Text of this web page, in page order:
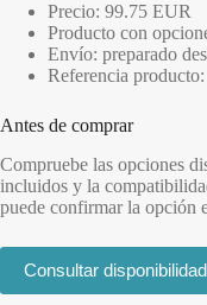
Precio: 99.75 EUR
Producto con
Envío: preparado
Referencia
Antes de comprar
Compruebe las opciones
incluidos y la
puede confirmar la opción
Consultar disponibilidad